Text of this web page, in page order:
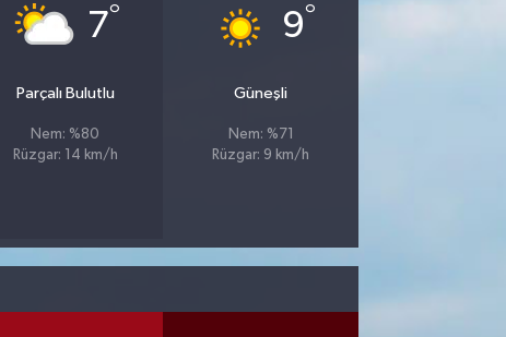
7°
Parçalı Bulutlu
Nem: %80
Rüzgar: 14 km/h
9°
Güneşli
Nem: %71
Rüzgar: 9 km/h